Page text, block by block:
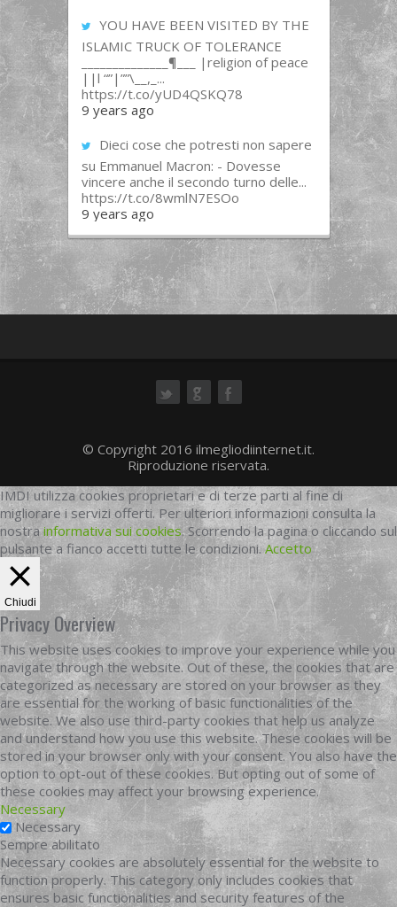
YOU HAVE BEEN VISITED BY THE
ISLAMIC TRUCK OF TOLERANCE
______________¶___ |religion of peace
||l “”|””\__,_...
https://t.co/yUD4QSKQ78
9 years ago
Dieci cose che potresti non sapere
su Emmanuel Macron: - Dovesse
vincere anche il secondo turno delle...
https://t.co/8wmlN7ESOo
9 years ago
© Copyright 2016 ilmegliodiinternet.it.
Riproduzione riservata.
IMDI utilizza cookies proprietari e di terze parti al fine di
migliorare i servizi offerti. Per ulteriori informazioni consulta la
nostrainformativa sui cookies. Scorrendo la pagina o cliccando sul
pulsante a fianco accetti tutte le condizioni.Accetto
Chiudi
Privacy Overview
This website uses cookies to improve your experience while you
navigate through the website. Out of these, the cookies that are
categorized as necessary are stored on your browser as they
are essential for the working of basic functionalities of the
website. We also use third-party cookies that help us analyze
and understand how you use this website. These cookies will be
stored in your browser only with your consent. You also have the
option to opt-out of these cookies. But opting out of some of
these cookies may affect your browsing experience.
Necessary
Necessary
Sempre abilitato
Necessary cookies are absolutely essential for the website to
function properly. This category only includes cookies that
ensures basic functionalities and security features of the